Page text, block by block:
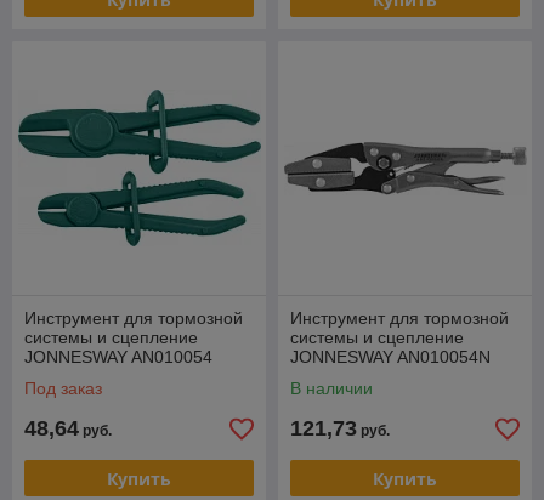
Инструмент для тормозной
системы и сцепление
JONNESWAY AN010054
Под заказ
48,64 руб.
Купить
Инструмент для тормозной
системы и сцепление
JONNESWAY AN010054N
В наличии
121,73 руб.
Купить